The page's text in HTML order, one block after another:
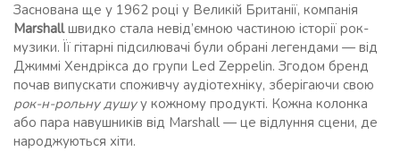
Заснована ще у 1962 році у Великій Британії, компанія
Marshallшвидко стала невід’ємною частиною історії рок-
музики. Її гітарні підсилювачі були обрані легендами — від
Джиммі Хендрікса до групи Led Zeppelin. Згодом бренд
почав випускати споживчу аудіотехніку, зберігаючи свою
рок-н-рольну душуу кожному продукті. Кожна колонка
або пара навушників від Marshall — це відлуння сцени, де
народжуються хіти.